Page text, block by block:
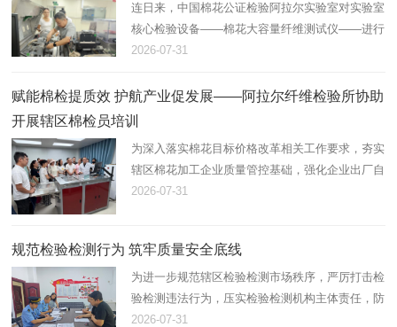
连日来，中国棉花公证检验阿拉尔实验室对实验室
核心检验设备——棉花大容量纤维测试仪——进行
了大保养。
2026-07-31
赋能棉检提质效 护航产业促发展——阿拉尔纤维检验所协助
开展辖区棉检员培训
为深入落实棉花目标价格改革相关工作要求，夯实
辖区棉花加工企业质量管控基础，强化企业出厂自
检能力，助力第一师阿拉尔市棉花产业高质量发
2026-07-31
规范检验检测行为 筑牢质量安全底线
为进一步规范辖区检验检测市场秩序，严厉打击检
验检测违法行为，压实检验检测机构主体责任，防
范化解质量安全风险，近日，第一师市场监督管理
2026-07-31